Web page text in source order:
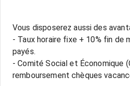
Vous disposerez aussi des
- Taux horaire fixe + 10% fin de
payés.
- Comité Social et Économique